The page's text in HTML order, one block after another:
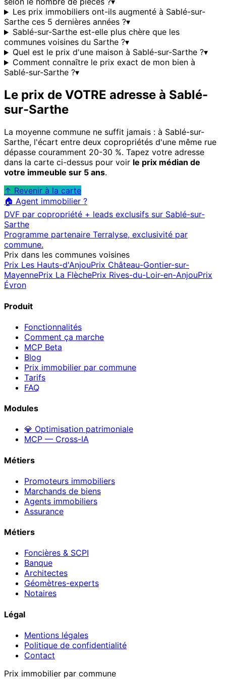
Les prix immobiliers ont-ils augmenté à Sablé-sur-
Sarthe ces 5 dernières années ?▾
Sablé-sur-Sarthe est-elle plus chère que les
communes voisines du Sarthe ?▾
Quel est le prix d'une maison à Sablé-sur-Sarthe ?▾
Comment connaître le prix exact de mon bien à
Sablé-sur-Sarthe ?▾
Le prix de VOTRE adresse à Sablé-
sur-Sarthe
La moyenne commune ne suffit jamais : à Sablé-sur-
Sarthe, l'écart entre deux copropriétés d'une même rue
dépasse couramment 20-30 %. Tapez votre adresse
dans la carte ci-dessus pour voir le prix médian de
votre immeuble sur 5 ans.
↑ Revenir à la carte
🏠 Agent immobilier ?
DVF par copropriété + leads exclusifs sur Sablé-sur-
Sarthe
Programme partenaire Terralyse, exclusivité par
commune.
Prix dans les communes voisines
Prix Les Hauts-d'AnjouPrix Château-Gontier-sur-
MayennePrix La FlèchePrix Rives-du-Loir-en-AnjouPrix
Évron
Produit
Fonctionnalités
Comment ça marche
MCP Beta
Blog
Prix immobilier par commune
Tarifs
FAQ
Modules
💎 Optimisation patrimoniale
MCP — Cross-IA
Métiers
Promoteurs immobiliers
Marchands de biens
Agents immobiliers
Assurance
Métiers
Foncières & SCPI
Banque
Architectes
Géomètres-experts
Notaires
Légal
Mentions légales
Politique de confidentialité
Contact
Prix immobilier par commune